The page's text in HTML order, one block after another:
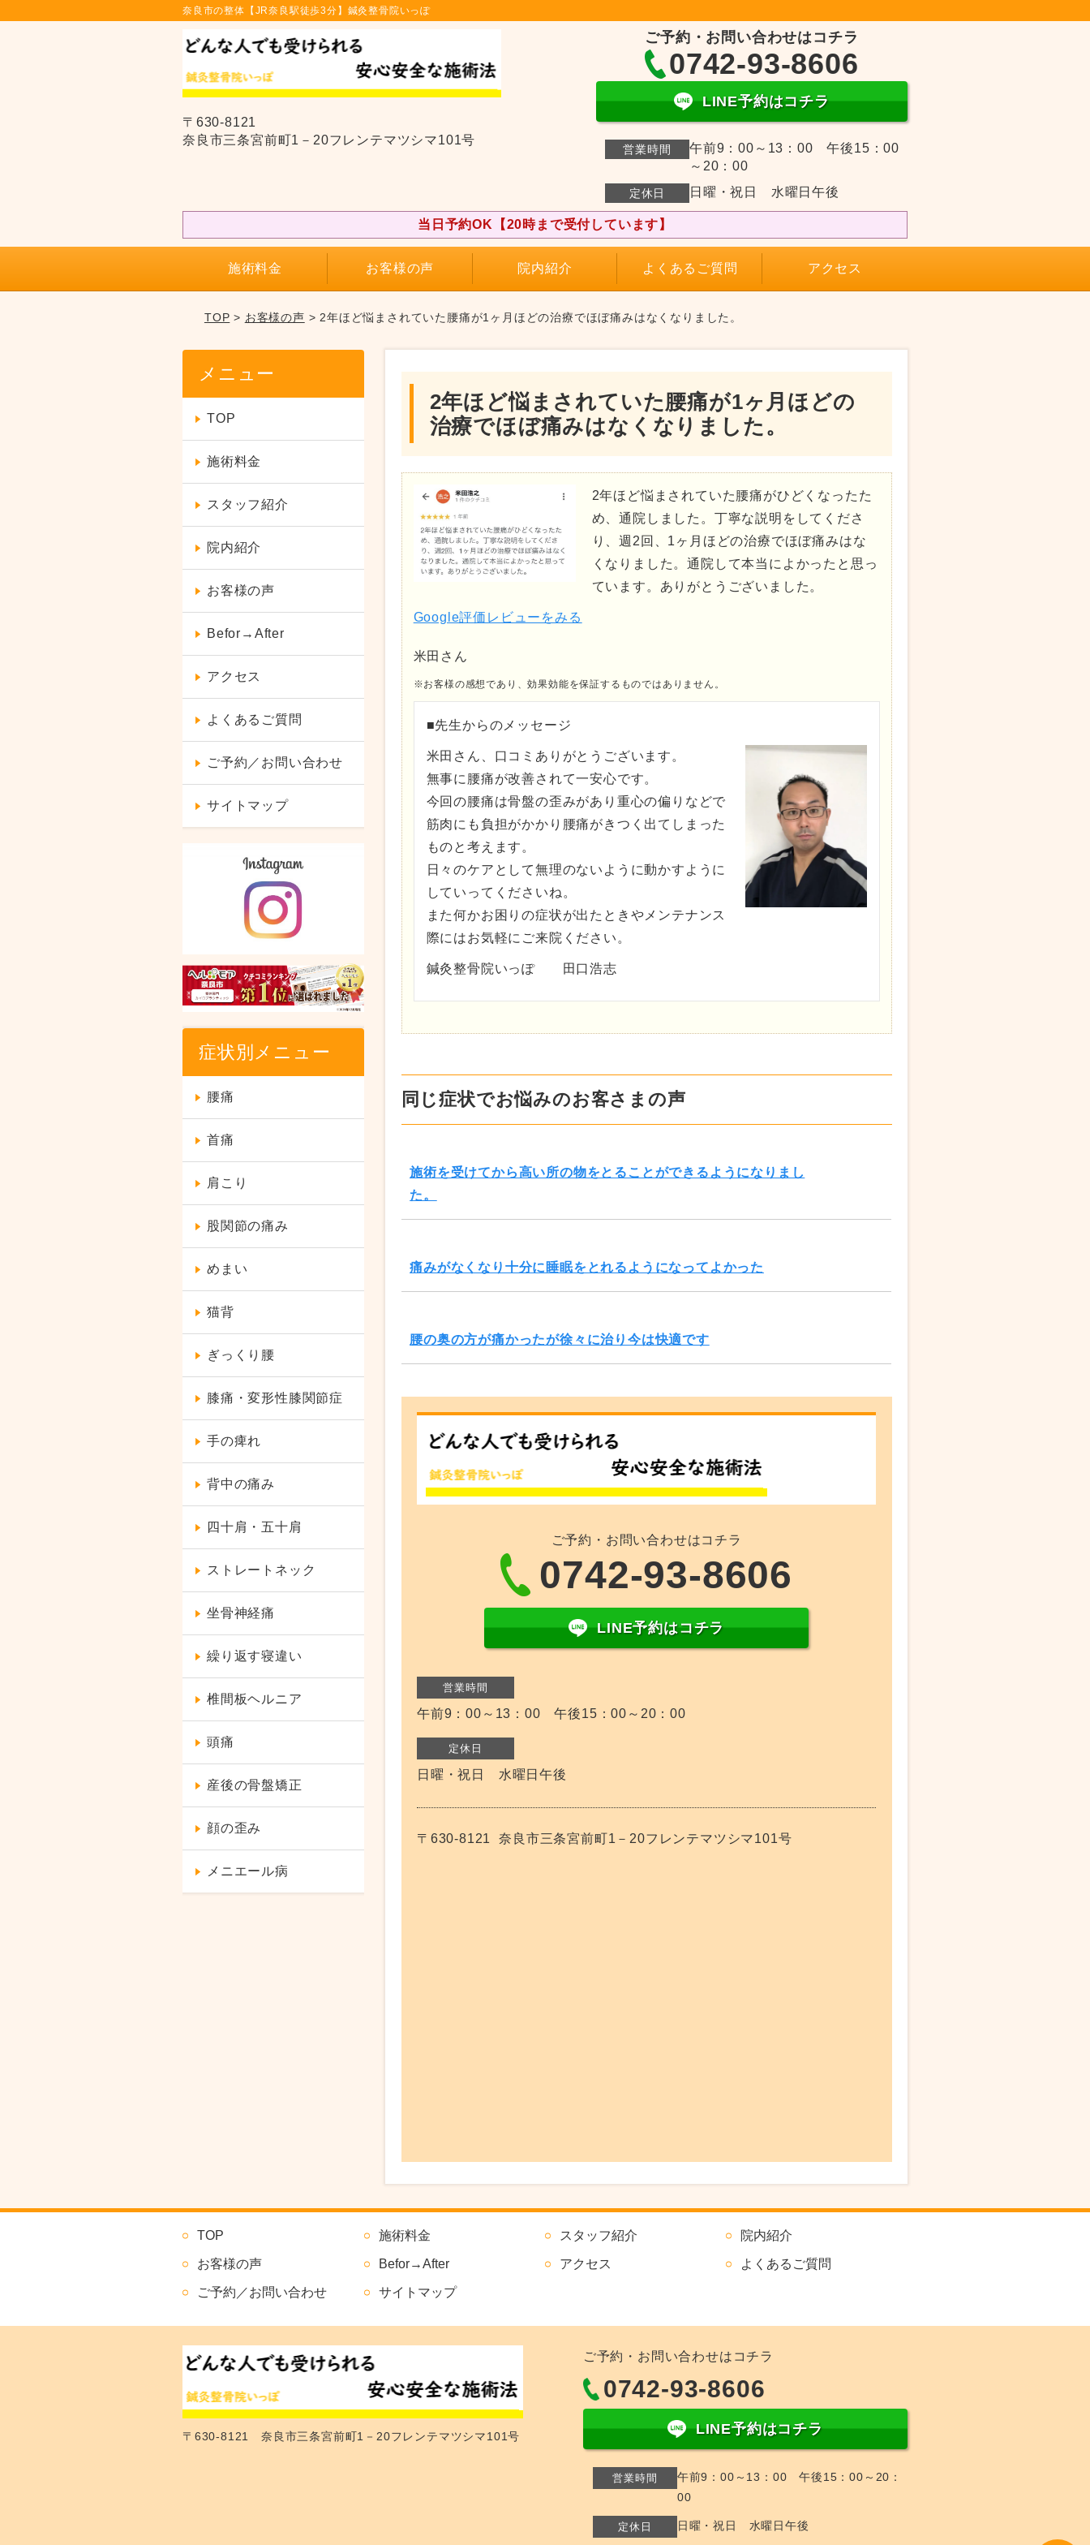
奈良市の整体【JR奈良駅徒歩3分】鍼灸整骨院いっぽ
〒630-8121
奈良市三条宮前町1－20フレンテマツシマ101号
ご予約・お問い合わせはコチラ
0742-93-8606
LINE予約はコチラ
営業時間
午前9：00～13：00 午後15：00
～20：00
定休日 日曜・祝日 水曜日午後
当日予約OK【20時まで受付しています】
施術料金 お客様の声 院内紹介 よくあるご質問 アクセス
TOP > お客様の声 > 2年ほど悩まされていた腰痛が1ヶ月ほどの治療でほぼ痛みはなくなりました。
2年ほど悩まされていた腰痛が1ヶ月ほどの
治療でほぼ痛みはなくなりました。
2年ほど悩まされていた腰痛がひどくなったた
め、通院しました。丁寧な説明をしてくださ
り、週2回、1ヶ月ほどの治療でほぼ痛みはな
くなりました。通院して本当によかったと思っ
ています。ありがとうございました。
Google評価レビューをみる
米田さん
※お客様の感想であり、効果効能を保証するものではありません。
■先生からのメッセージ
米田さん、口コミありがとうございます。
無事に腰痛が改善されて一安心です。
今回の腰痛は骨盤の歪みがあり重心の偏りなどで
筋肉にも負担がかかり腰痛がきつく出てしまった
ものと考えます。
日々のケアとして無理のないように動かすように
していってくださいね。
また何かお困りの症状が出たときやメンテナンス
際にはお気軽にご来院ください。
鍼灸整骨院いっぽ 田口浩志
同じ症状でお悩みのお客さまの声
施術を受けてから高い所の物をとることができるようになりまし
た。
痛みがなくなり十分に睡眠をとれるようになってよかった
腰の奥の方が痛かったが徐々に治り今は快適です
ご予約・お問い合わせはコチラ
0742-93-8606
LINE予約はコチラ
営業時間
午前9：00～13：00 午後15：00～20：00
定休日
日曜・祝日 水曜日午後
〒630-8121 奈良市三条宮前町1－20フレンテマツシマ101号
メニュー
TOP
施術料金
スタッフ紹介
院内紹介
お客様の声
Befor→After
アクセス
よくあるご質問
ご予約／お問い合わせ
サイトマップ
症状別メニュー
腰痛
首痛
肩こり
股関節の痛み
めまい
猫背
ぎっくり腰
膝痛・変形性膝関節症
手の痺れ
背中の痛み
四十肩・五十肩
ストレートネック
坐骨神経痛
繰り返す寝違い
椎間板ヘルニア
頭痛
産後の骨盤矯正
顔の歪み
メニエール病
TOP 施術料金 スタッフ紹介 院内紹介
お客様の声 Befor→After アクセス よくあるご質問
ご予約／お問い合わせ サイトマップ
〒630-8121 奈良市三条宮前町1－20フレンテマツシマ101号
ご予約・お問い合わせはコチラ
0742-93-8606
LINE予約はコチラ
営業時間
午前9：00～13：00 午後15：00～20：
00
定休日 日曜・祝日 水曜日午後